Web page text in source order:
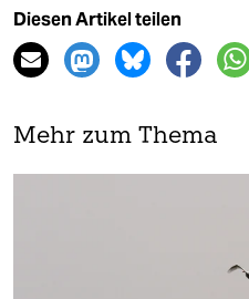
Diesen Artikel teilen
Mehr zum Thema